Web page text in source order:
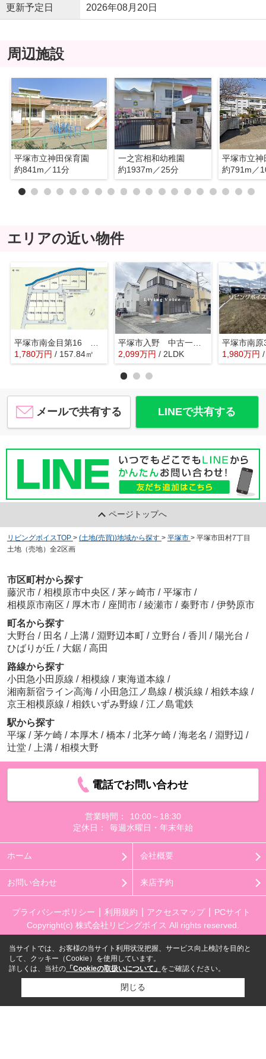
更新予定日 2026年08月20日
周辺施設
平塚市立神田保育園
約841m／11分
一之宮相和幼稚園
約1937m／25分
平塚市立神
約791m／
エリアの近い物件
平塚市南金目第16 土地（売地）全15区画
1,780万円 / 157.84㎡
平塚市入野 中古一戸建て
2,099万円 / 2LDK 1,980万円
メールで共有する LINEで共有する
ページトップへ
リビングボイスTOP > (土地(売買))地域から探す > 平塚市 > 平塚市田村7丁目
土地（売地）全2区画
市区町村から探す
藤沢市 / 相模原市中央区 / 茅ヶ崎市 / 平塚市 /
相模原市南区 / 厚木市 / 座間市 / 綾瀬市 / 秦野市 / 伊勢原市
町名から探す
大野台 / 田名 / 上溝 / 淵野辺本町 / 立野台 / 香川 / 陽光台 /
ひばりが丘 / 大鋸 / 高田
路線から探す
小田急小田原線 / 相模線 / 東海道本線 /
湘南新宿ライン高海 / 小田急江ノ島線 / 横浜線 / 相鉄本線 /
京王相模原線 / 相鉄いずみ野線 / 江ノ島電鉄
駅から探す
平塚 / 茅ケ崎 / 本厚木 / 橋本 / 北茅ケ崎 / 海老名 / 淵野辺 /
辻堂 / 上溝 / 相模大野
電話でお問い合わせ
営業時間：
10:00～18:30
定休日：
毎週水曜日・年末年始
ホーム 会社概要
お問い合わせ 来店予約
プライバシーポリシー 利用規約 アクセスマップ
PCサイト
Copyright(c) 株式会社リビングボイス All rights reserved.
当サイトでは、お客様の当サイト利用状況把握、サービス向上検討を目的と
して、クッキー（Cookie）を使用しています。
詳しくは、当社の 「Cookieの取扱いについて」 をご確認ください。
閉じる